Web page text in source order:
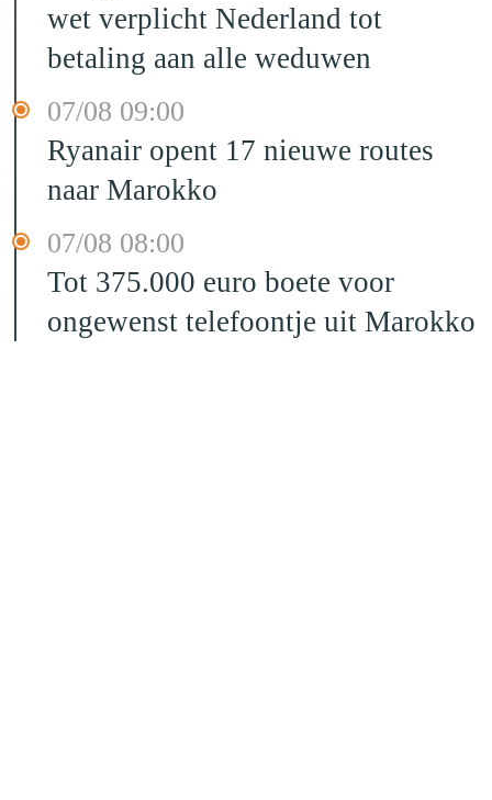
wet verplicht Nederland tot
betaling aan alle weduwen
07/08 09:00
Ryanair opent 17 nieuwe routes
naar Marokko
07/08 08:00
Tot 375.000 euro boete voor
ongewenst telefoontje uit Marokko